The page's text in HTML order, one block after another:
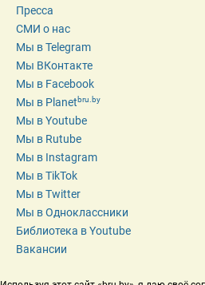
Пресса
СМИ о нас
Мы в Telegram
Мы ВКонтакте
Мы в Facebook
Мы в Planetbru.by
Мы в Youtube
Мы в Rutube
Мы в Instagram
Мы в TikTok
Мы в Twitter
Мы в Одноклассники
Библиотека в Youtube
Вакансии